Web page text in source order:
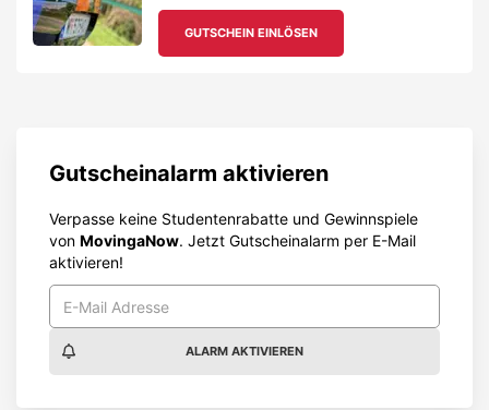
GUTSCHEIN EINLÖSEN
Gutscheinalarm aktivieren
Verpasse keine Studentenrabatte und Gewinnspiele
von MovingaNow. Jetzt Gutscheinalarm per E-Mail
aktivieren!
ALARM AKTIVIEREN